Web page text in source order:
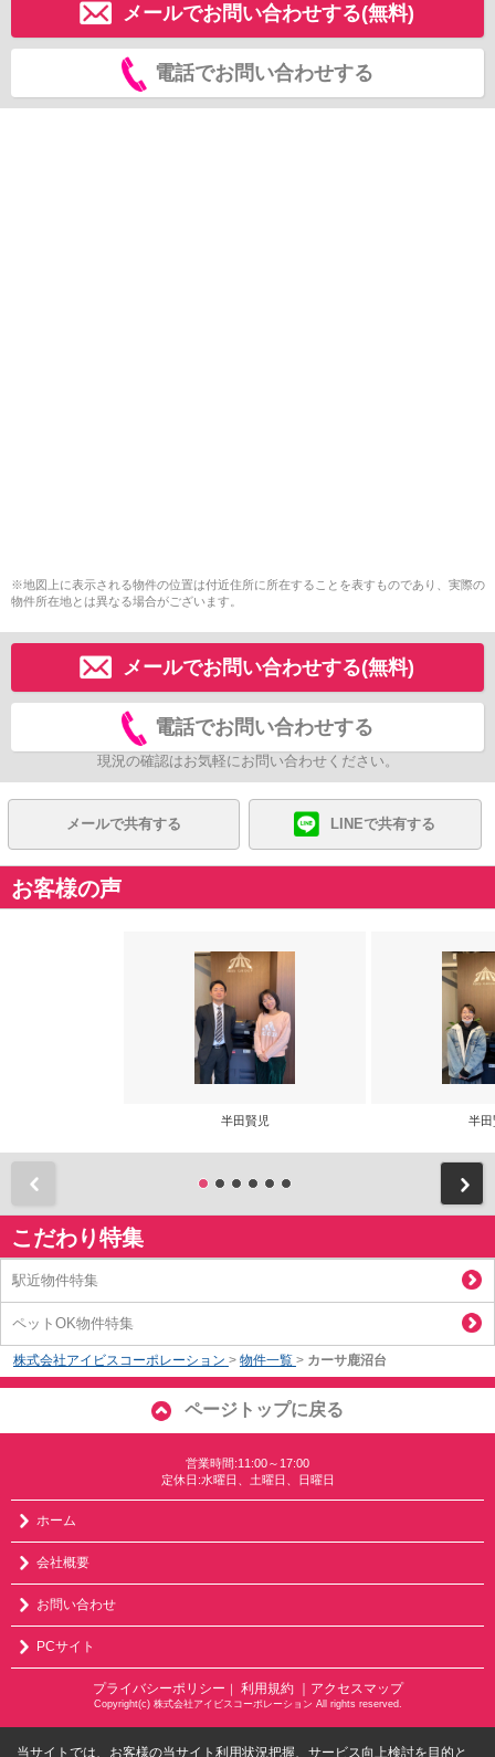
メールでお問い合わせする(無料)
電話でお問い合わせする
※地図上に表示される物件の位置は付近住所に所在することを表すものであり、実際の
物件所在地とは異なる場合がございます。
メールでお問い合わせする(無料)
電話でお問い合わせする
現況の確認はお気軽にお問い合わせください。
メールで共有する LINEで共有する
お客様の声
半田賢児 半田
こだわり特集
駅近物件特集
ペットOK物件特集
株式会社アイビスコーポレーション > 物件一覧 > カーサ鹿沼台
ページトップに戻る
営業時間:11:00～17:00
定休日:水曜日、土曜日、日曜日
ホーム
会社概要
お問い合わせ
PCサイト
プライバシーポリシー 利用規約 ｜アクセスマップ
Copyright(c) 株式会社アイビスコーポレーション All rights reserved.
当サイトでは、お客様の当サイト利用状況把握、サービス向上検討を目的と